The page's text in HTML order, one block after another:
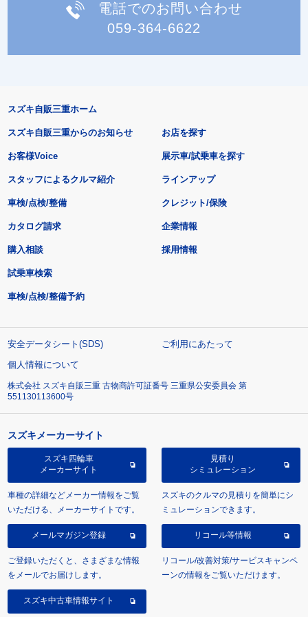
電話でのお問い合わせ
059-364-6622
スズキ自販三重ホーム
スズキ自販三重からのお知らせ
お客様Voice
スタッフによるクルマ紹介
お店を探す
展示車/試乗車を探す
ラインアップ
車検/点検/整備 クレジット/保険
カタログ請求
購入相談
試乗車検索
車検/点検/整備予約
企業情報
採用情報
安全データシート(SDS)
ご利用にあたって
個人情報について
株式会社 スズキ自販三重 古物商許可証番号 三重県公安委員会 第
551130113600号
スズキメーカーサイト
スズキ四輪車
メーカーサイト
車種の詳細などメーカー情報をご覧
いただける、メーカーサイトです。
見積り
シミュレーション
スズキのクルマの見積りを簡単にシ
ミュレーションできます。
メールマガジン登録
ご登録いただくと、さまざまな情報
をメールでお届けします。
リコール等情報
リコール/改善対策/サービスキャンペ
ーンの情報をご覧いただけます。
スズキ中古車情報サイト